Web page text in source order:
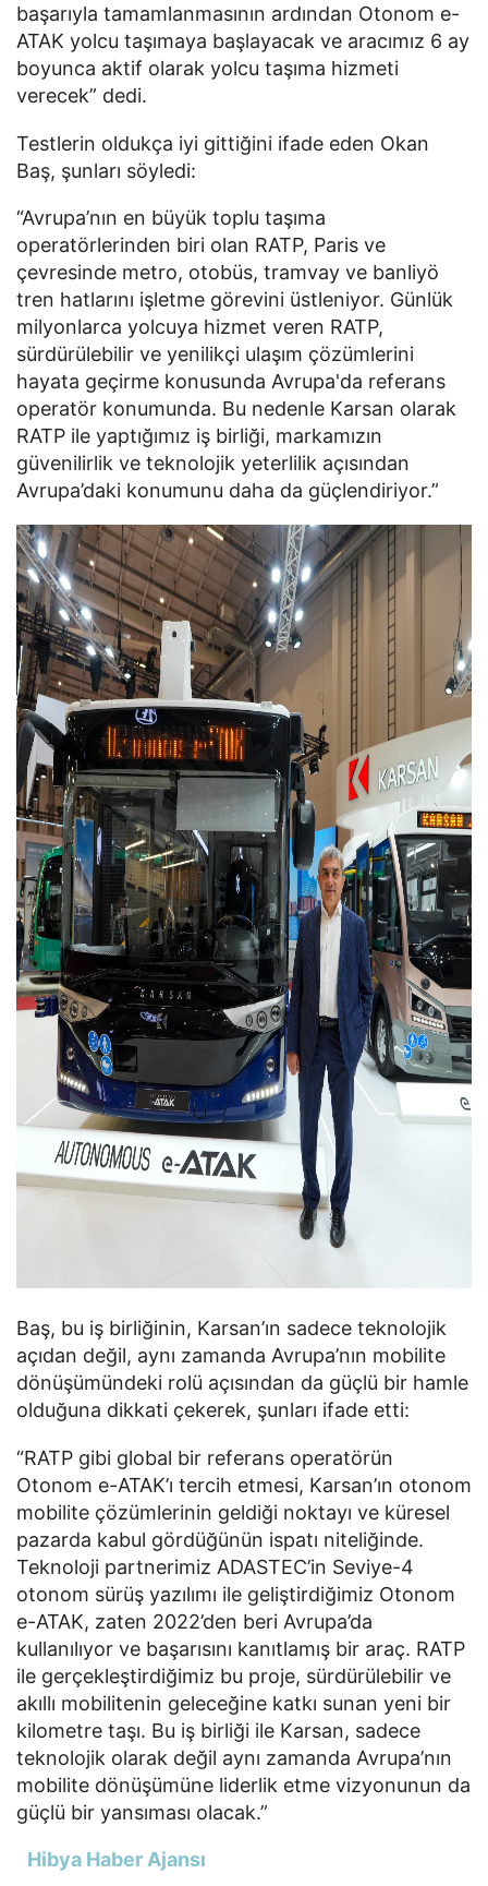
başarıyla tamamlanmasının ardından Otonom e-
ATAK yolcu taşımaya başlayacak ve aracımız 6 ay
boyunca aktif olarak yolcu taşıma hizmeti
verecek” dedi.
Testlerin oldukça iyi gittiğini ifade eden Okan
Baş, şunları söyledi:
“Avrupa’nın en büyük toplu taşıma
operatörlerinden biri olan RATP, Paris ve
çevresinde metro, otobüs, tramvay ve banliyö
tren hatlarını işletme görevini üstleniyor. Günlük
milyonlarca yolcuya hizmet veren RATP,
sürdürülebilir ve yenilikçi ulaşım çözümlerini
hayata geçirme konusunda Avrupa'da referans
operatör konumunda. Bu nedenle Karsan olarak
RATP ile yaptığımız iş birliği, markamızın
güvenilirlik ve teknolojik yeterlilik açısından
Avrupa’daki konumunu daha da güçlendiriyor.”
Baş, bu iş birliğinin, Karsan’ın sadece teknolojik
açıdan değil, aynı zamanda Avrupa’nın mobilite
dönüşümündeki rolü açısından da güçlü bir hamle
olduğuna dikkati çekerek, şunları ifade etti:
“RATP gibi global bir referans operatörün
Otonom e-ATAK’ı tercih etmesi, Karsan’ın otonom
mobilite çözümlerinin geldiği noktayı ve küresel
pazarda kabul gördüğünün ispatı niteliğinde.
Teknoloji partnerimiz ADASTEC’in Seviye-4
otonom sürüş yazılımı ile geliştirdiğimiz Otonom
e-ATAK, zaten 2022’den beri Avrupa’da
kullanılıyor ve başarısını kanıtlamış bir araç. RATP
ile gerçekleştirdiğimiz bu proje, sürdürülebilir ve
akıllı mobilitenin geleceğine katkı sunan yeni bir
kilometre taşı. Bu iş birliği ile Karsan, sadece
teknolojik olarak değil aynı zamanda Avrupa’nın
mobilite dönüşümüne liderlik etme vizyonunun da
güçlü bir yansıması olacak.”
Hibya Haber Ajansı